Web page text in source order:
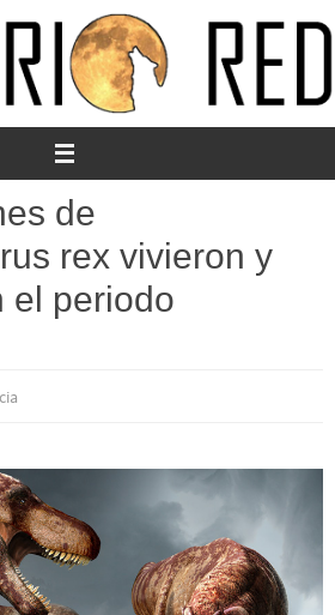
de
rex vivieron y
el periodo